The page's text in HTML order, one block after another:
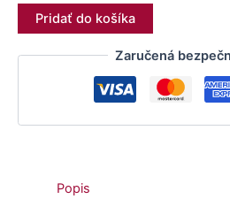
Pridať do košíka
Zaručená
Popis